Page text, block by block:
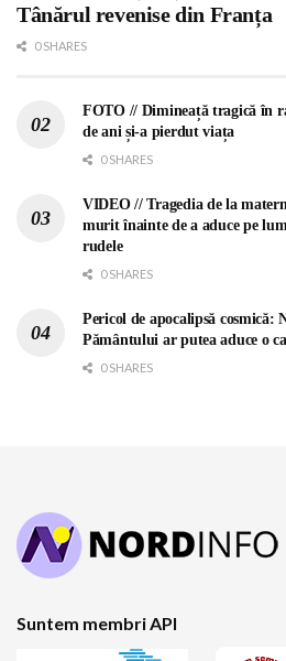
Tânărul revenise din Franța
0 SHARES
FOTO // Dimineață tragică în
de ani și-a pierdut viața
0 SHARES
VIDEO // Tragedia de la
murit înainte de a aduce pe
rudele
0 SHARES
Pericol de apocalipsă cosmică:
Pământului ar putea aduce o
0 SHARES
Suntem membri API